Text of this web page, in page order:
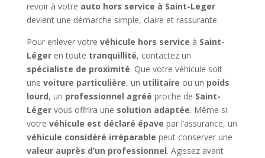
revoir à votre auto hors service à Saint-Leger
devient une démarche simple, claire et rassurante.
Pour enlever votre véhicule hors service à Saint-
Légeren toute tranquillité, contactez un
spécialiste de proximité. Que votre véhicule soit
une voiture particulière, un utilitaire ou un poids
lourd, un professionnel agréé proche de Saint-
Légervous offrira une solution adaptée. Même si
votre véhicule est déclaré épave par l’assurance, un
véhicule considéré irréparable peut conserver une
valeur auprès d’un professionnel. Agissez avant